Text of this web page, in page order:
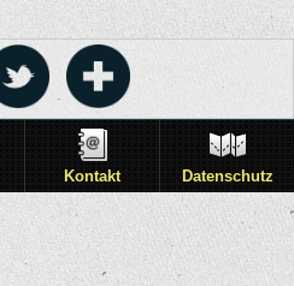
Kontakt Datenschutz